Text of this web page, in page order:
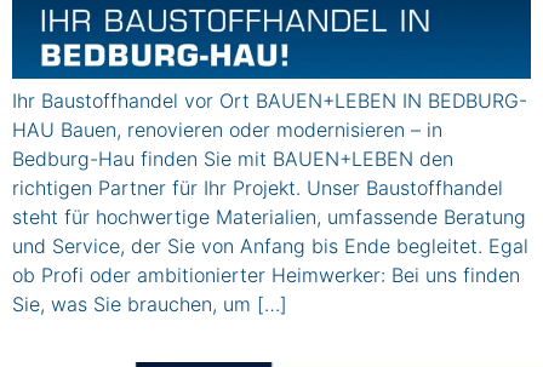
Ihr Baustoffhandel vor Ort BAUEN+LEBEN IN BEDBURG-
HAU Bauen, renovieren oder modernisieren – in
Bedburg-Hau finden Sie mit BAUEN+LEBEN den
richtigen Partner für Ihr Projekt. Unser Baustoffhandel
steht für hochwertige Materialien, umfassende Beratung
und Service, der Sie von Anfang bis Ende begleitet. Egal
ob Profi oder ambitionierter Heimwerker: Bei uns finden
Sie, was Sie brauchen, um […]